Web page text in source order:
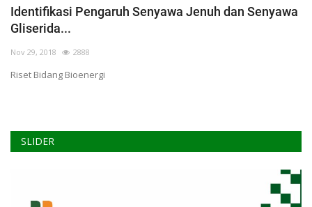
Identifikasi Pengaruh Senyawa Jenuh dan Senyawa
Gliserida...
Nov 29, 2018 2888
Riset Bidang Bioenergi
SLIDER